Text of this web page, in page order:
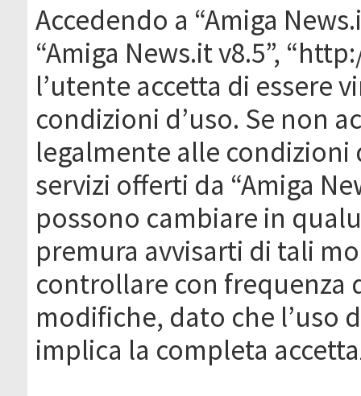
Accedendo a “Amiga
“Amiga News.it v8.5”,
l’utente accetta di essere
condizioni d’uso. Se non
legalmente alle condizioni
servizi offerti da “Amiga
possono cambiare in
premura avvisarti di tali
controllare con frequenza
modifiche, dato che l’uso
implica la completa